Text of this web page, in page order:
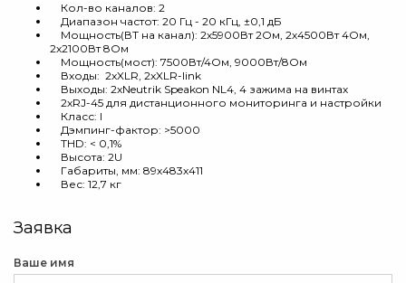
Кол-во каналов: 2
Диапазон частот: 20 Гц - 20 кГц, ±0,1 дБ
Мощность(ВТ на канал): 2х5900Вт 2Ом, 2х4500Вт 4Ом,
2х2100Вт 8Ом
Мощность(мост): 7500Вт/4Ом, 9000Вт/8Ом
Входы: 2xXLR, 2xXLR-link
Выходы: 2xNeutrik Speakon NL4, 4 зажима на винтах
2xRJ-45 для дистанционного мониторинга и настройки
Класс: I
Дэмпинг-фактор: >5000
THD: < 0,1%
Высота: 2U
Габариты, мм: 89х483х411
Вес: 12,7 кг
Заявка
Ваше имя